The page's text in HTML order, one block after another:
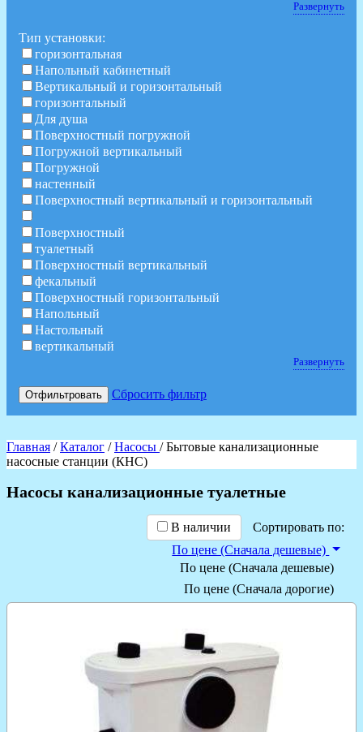
Развернуть
Тип установки:
горизонтальная
Напольный кабинетный
Вертикальный и горизонтальный
горизонтальный
Для душа
Поверхностный погружной
Погружной вертикальный
Погружной
настенный
Поверхностный вертикальный и горизонтальный
Поверхностный
туалетный
Поверхностный вертикальный
фекальный
Поверхностный горизонтальный
Напольный
Настольный
вертикальный
Развернуть
Отфильтровать Сбросить фильтр
Главная /Каталог /Насосы / Бытовые канализационные
насосные станции (КНС)
Насосы канализационные туалетные
В наличии
Сортировать по:
По цене (Сначала дешевые)
По цене (Сначала дешевые)
По цене (Сначала дорогие)